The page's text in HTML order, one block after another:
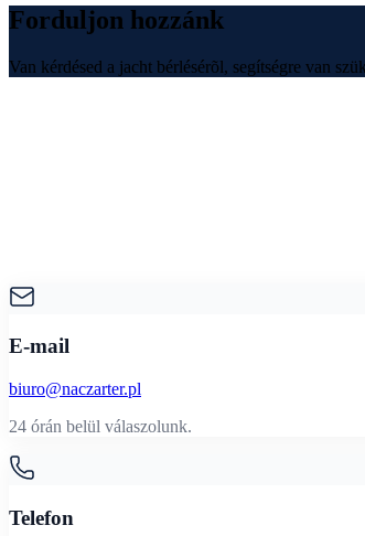
Forduljon hozzánk
Van kérdésed a jacht bérlésérõl, segítségre van
E-mail
biuro@naczarter.pl
24 órán belül válaszolunk.
Telefon